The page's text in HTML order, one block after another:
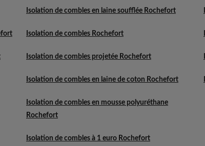
Isolation de combles en laine soufflée Rochefort
Isolation de combles Rochefort
Isolation de combles projetée Rochefort
Isolation de combles en laine de coton Rochefort
Isolation de combles en mousse polyuréthane
Rochefort
Isolation de combles à 1 euro Rochefort